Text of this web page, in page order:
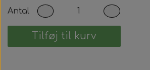
Antal
Tilføj til kurv